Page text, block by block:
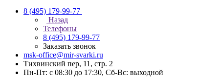
8 (495) 179-99-77
Назад
Телефоны
8 (495) 179-99-77
Заказать звонок
msk-office@mir-svarki.ru
Тихвинский пер, 11, стр. 2
Пн-Пт: с 08:30 до 17:30, Сб-Вс: выходной